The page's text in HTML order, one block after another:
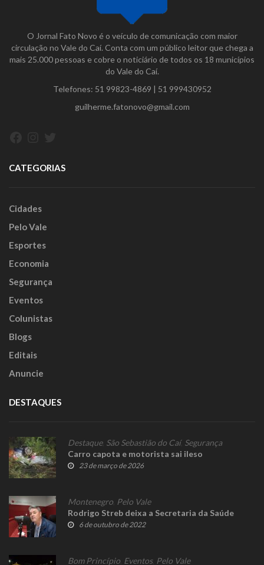
O Jornal Fato Novo é o veículo de comunicação com maior
circulação no Vale do Caí. Conta com um público leitor que chega a
mais 25.000 pessoas e cobre o noticiário de todos os 18 municípios
do Vale do Caí.
Telefones: 51 99823-4869 | 51 999430952
guilherme.fatonovo@gmail.com
CATEGORIAS
Cidades
Pelo Vale
Esportes
Economia
Segurança
Eventos
Colunistas
Blogs
Editais
Anuncie
DESTAQUES
Destaque, São Sebastião do Caí, Segurança
Carro capota e motorista sai ileso
23 de março de 2026
Montenegro Pelo Vale
Rodrigo Streb deixa a Secretaria da Saúde
6 de outubro de 2022
Bom Princípio Eventos, Pelo Vale